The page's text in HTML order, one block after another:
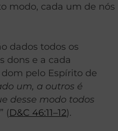
modo, cada um de nós
dados todos os
dons e a cada
pelo Espírito de
um, a outros é
desse modo todos
” (D&C 46:11–12).